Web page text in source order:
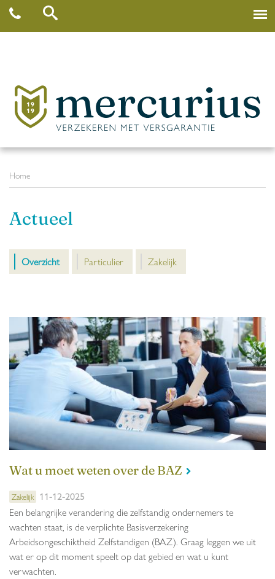
Home
Actueel
Overzicht Particulier Zakelijk
Wat u moet weten over de BAZ
Zakelijk 11-12-2025
Een belangrijke verandering die zelfstandig ondernemers te
wachten staat, is de verplichte Basisverzekering
Arbeidsongeschiktheid Zelfstandigen (BAZ). Graag leggen we uit
wat er op dit moment speelt op dat gebied en wat u kunt
verwachten.